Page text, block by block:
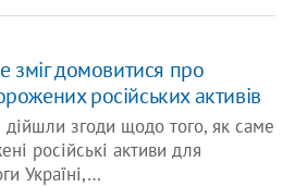
зміг домовитися про
російських активів
згоди щодо того, як саме
російські активи для
Україні,…